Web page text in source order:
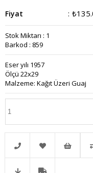
Fiyat :
Stok Miktarı : 1
Barkod : 859
Eser yılı 1957
Ölçü 22x29
Malzeme: Kağıt Üzeri Guaj